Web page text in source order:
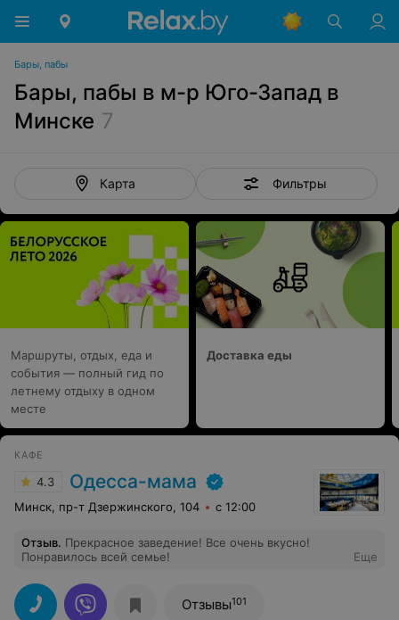
Бары, пабы
Бары, пабы в м-р Юго-Запад в
Минске 7
Карта Фильтры
Маршруты, отдых, еда и
события — полный гид по
летнему отдыху в одном
месте
Доставка еды
КАФЕ
4.3 Одесса-мама
Минск, пр-т Дзержинского, 104 с 12:00
Отзыв. Прекрасное заведение! Все очень вкусно!
Понравилось всей семье!
Еще
Отзывы101